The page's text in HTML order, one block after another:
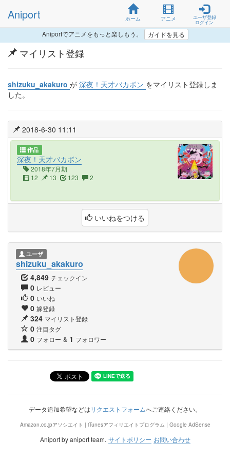
Aniport ホーム アニメ
ユーザ登録
ログイン
Aniportでアニメをもっと楽しもう。 ガイドを見る
マイリスト登録
shizuku_akakuro が 深夜！天才バカボン をマイリスト登録しま
した。
2018-6-30 11:11
作品
深夜！天才バカボン
2018年7月期
12
13 123 2
いいねをつける
ユーザ
shizuku_akakuro
4,849 チェックイン
0 レビュー
0 いいね
0 嫁登録
324 マイリスト登録
0 注目タグ
0 フォロー & 1 フォロワー
データ追加希望などはリクエストフォームへご連絡ください。
Amazon.co.jpアソシエイト | iTunesアフィリエイトプログラム | Google AdSense
Aniport by aniport team. サイトポリシー お問い合わせ